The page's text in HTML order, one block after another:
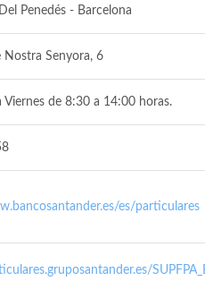
Penedés - Barcelona
Nostra Senyora, 6
Viernes de 8:30 a 14:00 horas.
es/particulares